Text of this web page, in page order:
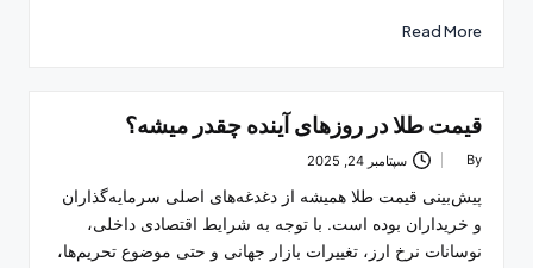
Read More
قیمت طلا در روزهای آینده چقدر میشه؟
Posted
By سپتامبر 24, 2025
پیش‌بینی قیمت طلا همیشه از دغدغه‌های اصلی سرمایه‌گذاران
و خریداران بوده است. با توجه به شرایط اقتصادی داخلی،
نوسانات نرخ ارز، تغییرات بازار جهانی و حتی موضوع تحریم‌ها،